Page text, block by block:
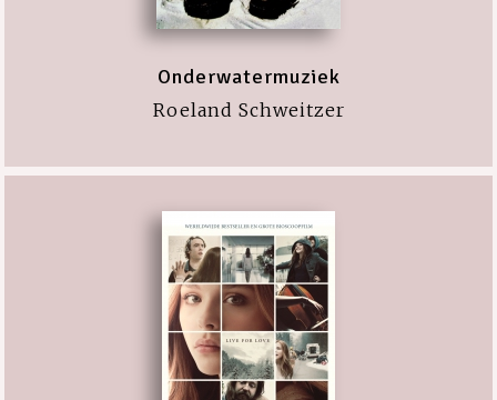
Onderwatermuziek
Roeland Schweitzer